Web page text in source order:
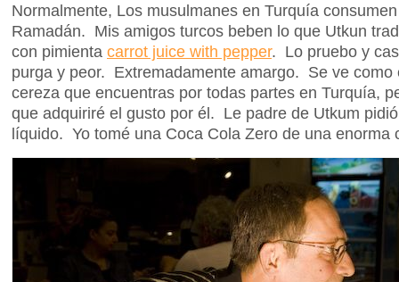
Normalmente, Los musulmanes en Turquía
Ramadán. Mis amigos turcos beben lo que Utkun
con pimienta carrot juice with pepper. Lo pruebo y
purga y peor. Extremadamente amargo. Se ve como
cereza que encuentras por todas partes en Turquía,
que adquiriré el gusto por él. Le padre de Utkum
líquido. Yo tomé una Coca Cola Zero de una enorma